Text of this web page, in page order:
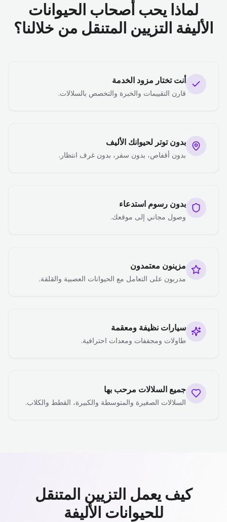
لماذا يحب أصحاب الحيوانات
الأليفة التزيين المتنقل من خلالنا؟
أنت تختار مزود الخدمة
قارن التقييمات والخبرة والتخصص بالسلالات.
بدون توتر لحيوانك الأليف
بدون أقفاص، بدون سفر، بدون غرف انتظار.
بدون رسوم استدعاء
وصول مجاني إلى موقعك.
مزينون معتمدون
مدربون على التعامل مع الحيوانات العصبية والقلقة.
سيارات نظيفة ومعقمة
طاولات ومجففات ومعدات احترافية.
جميع السلالات مرحب بها
السلالات الصغيرة والمتوسطة والكبيرة، القطط والكلاب.
كيف يعمل التزيين المتنقل
للحيوانات الأليفة